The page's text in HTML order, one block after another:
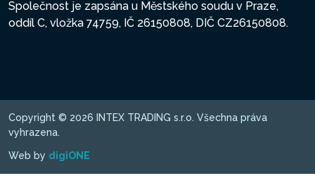
Společnost je zapsána u Městského soudu v Praze,
oddíl C, vložka 74759, IČ 26150808, DIČ CZ26150808.
Copyright © 2026 INTEX TRADING s.r.o. Všechna práva
vyhrazena.
Web by digiONE